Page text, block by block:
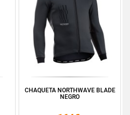
CHAQUETA NORTHWAVE BLADE
NEGRO